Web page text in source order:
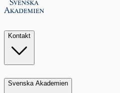
Kontakt
Svenska Akademien